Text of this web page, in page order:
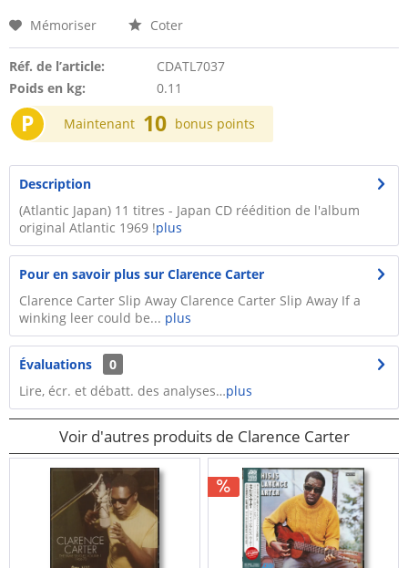
Mémoriser Coter
Réf. de l’article:
CDATL7037
Poids en kg:
0.11
P Maintenant 10 bonus points
Description
(Atlantic Japan) 11 titres - Japan CD réédition de l'album
original Atlantic 1969 !plus
Pour en savoir plus sur Clarence Carter
Clarence Carter Slip Away Clarence Carter Slip Away If a
winking leer could be... plus
Évaluations
0
Lire, écr. et débatt. des analyses…plus
Voir d'autres produits de Clarence Carter